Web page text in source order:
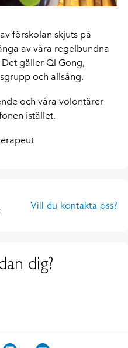
förskolan skjuts på
av våra regelbundna
gäller Qi Gong,
och allsång.
och våra volontärer
istället.
Vill du kontakta oss?
dig?